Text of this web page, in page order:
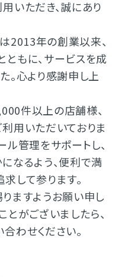
いただき、誠にあり
2013年の創業以来、
もに、サービスを成
。心より感謝申し上
件以上の店舗様、
用いただいておりま
ル管理をサポートし、
なるよう、便利で満
して参ります。
ますようお願い申し
とがございましたら、
わせください。